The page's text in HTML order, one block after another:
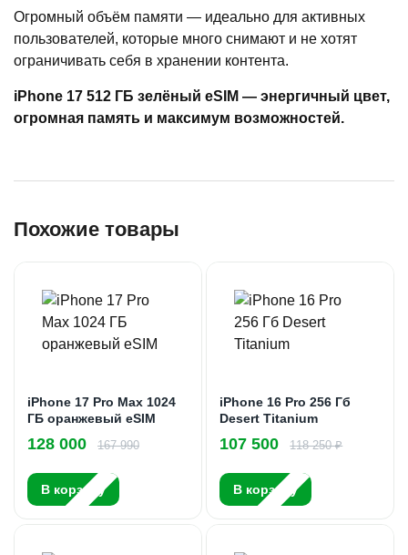
Огромный объём памяти — идеально для активных
пользователей, которые много снимают и не хотят
ограничивать себя в хранении контента.
iPhone 17 512 ГБ зелёный eSIM — энергичный цвет,
огромная память и максимум возможностей.
Похожие товары
iPhone 17 Pro Max 1024
ГБ оранжевый eSIM
128 000 167 990
В корзину
iPhone 16 Pro 256 Гб
Desert Titanium
107 500 118 250 ₽
В корзину